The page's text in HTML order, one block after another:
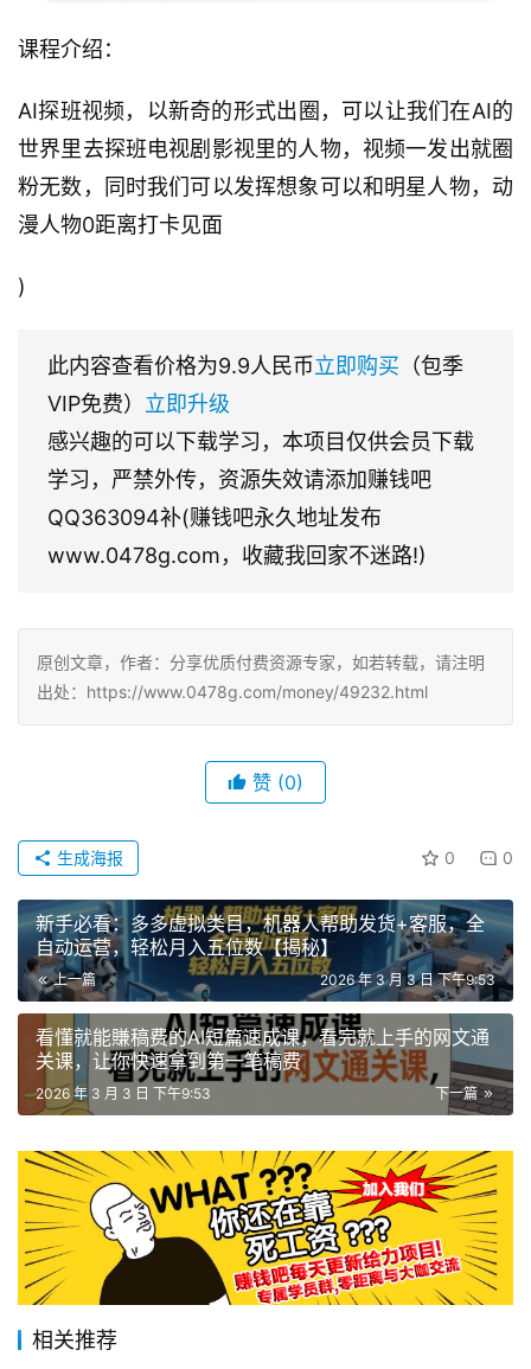
课程介绍：
AI探班视频，以新奇的形式出圈，可以让我们在AI的
世界里去探班电视剧影视里的人物，视频一发出就圈
粉无数，同时我们可以发挥想象可以和明星人物，动
漫人物0距离打卡见面
)
此内容查看价格为9.9人民币立即购买 （包季
VIP免费） 立即升级
感兴趣的可以下载学习，本项目仅供会员下载
学习，严禁外传，资源失效请添加赚钱吧
QQ363094补(赚钱吧永久地址发布
www.0478g.com，收藏我回家不迷路!)
原创文章，作者：分享优质付费资源专家，如若转载，请注明
出处：https://www.0478g.com/money/49232.html
赞 (0)
0 0
生成海报
新手必看：多多虚拟类目，机器人帮助发货+客服，全
自动运营，轻松月入五位数【揭秘】
上一篇 2026 年 3 月 3 日 下午9:53
看懂就能賺稿费的AI短篇速成课，看完就上手的网文通
关课，让你快速拿到第一笔稿费
下一篇
2026 年 3 月 3 日 下午9:53
相关推荐